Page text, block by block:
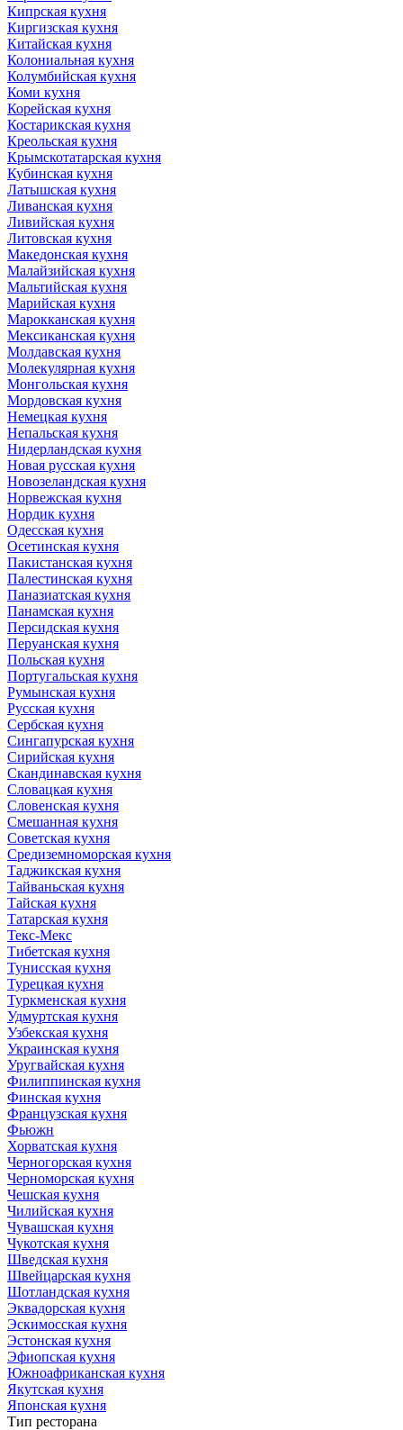
Кипрская кухня
Киргизская кухня
Китайская кухня
Колониальная кухня
Колумбийская кухня
Коми кухня
Корейская кухня
Костарикская кухня
Креольская кухня
Крымскотатарская кухня
Кубинская кухня
Латышская кухня
Ливанская кухня
Ливийская кухня
Литовская кухня
Македонская кухня
Малайзийская кухня
Мальтийская кухня
Марийская кухня
Марокканская кухня
Мексиканская кухня
Молдавская кухня
Молекулярная кухня
Монгольская кухня
Мордовская кухня
Немецкая кухня
Непальская кухня
Нидерландская кухня
Новая русская кухня
Новозеландская кухня
Норвежская кухня
Нордик кухня
Одесская кухня
Осетинская кухня
Пакистанская кухня
Палестинская кухня
Паназиатская кухня
Панамская кухня
Персидская кухня
Перуанская кухня
Польская кухня
Португальская кухня
Румынская кухня
Русская кухня
Сербская кухня
Сингапурская кухня
Сирийская кухня
Скандинавская кухня
Словацкая кухня
Словенская кухня
Смешанная кухня
Советская кухня
Средиземноморская кухня
Таджикская кухня
Тайваньская кухня
Тайская кухня
Татарская кухня
Текс-Мекс
Тибетская кухня
Тунисская кухня
Турецкая кухня
Туркменская кухня
Удмуртская кухня
Узбекская кухня
Украинская кухня
Уругвайская кухня
Филиппинская кухня
Финская кухня
Французская кухня
Фьюжн
Хорватская кухня
Черногорская кухня
Черноморская кухня
Чешская кухня
Чилийская кухня
Чувашская кухня
Чукотская кухня
Шведская кухня
Швейцарская кухня
Шотландская кухня
Эквадорская кухня
Эскимосская кухня
Эстонская кухня
Эфиопская кухня
Южноафриканская кухня
Якутская кухня
Японская кухня
Тип ресторана